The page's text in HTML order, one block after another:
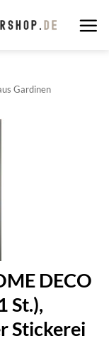
Gardinen
DECO
St.),
Stickerei